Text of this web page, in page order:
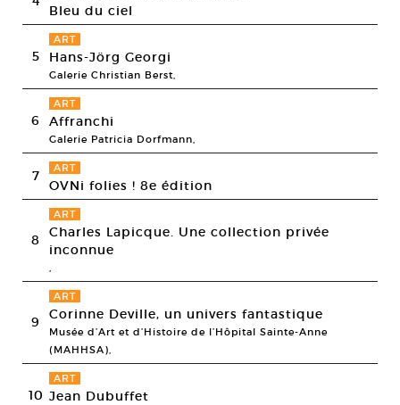
Bleu du ciel
5
ART
Hans-Jörg Georgi
Galerie Christian Berst,
6
ART
Affranchi
Galerie Patricia Dorfmann,
7 ART
OVNi folies ! 8e édition
8
ART
Charles Lapicque. Une collection privée
inconnue
,
9
ART
Corinne Deville, un univers fantastique
Musée d’Art et d’Histoire de l’Hôpital Sainte-Anne
(MAHHSA),
10
ART
Jean Dubuffet